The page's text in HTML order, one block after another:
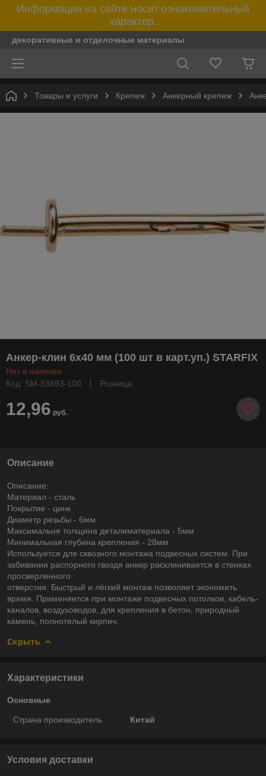
Информация на сайте носит ознакомительный
характер.
декоративные и отделочные материалы
Товары и услуги Крепеж Анкерный крепеж
Анкер-клин 6х40 мм (100 шт в карт.уп.) STARFIX
Нет в наличии
Код: SM-83693-100
Розница
12,96 руб.
Описание
Описание:
Материал - сталь
Покрытие - цинк
Диаметр резьбы - 6мм
Максимальня толщина деталиматериала - 5мм
Минимальная глубина крепления - 28мм
Используется для сквозного монтажа подвесных систем. При
забивании распорного гвоздя анкер расклинивается в стенках
просверленного
отверстия. Быстрый и лёгкий монтаж позволяет экономить
время. Применяется при монтаже подвесных потолков, кабель-
каналов, воздуховодов, для крепления в бетон, природный
камень, полнотелый кирпич.
Скрыть
Характеристики
Основные
Страна производитель Китай
Условия доставки